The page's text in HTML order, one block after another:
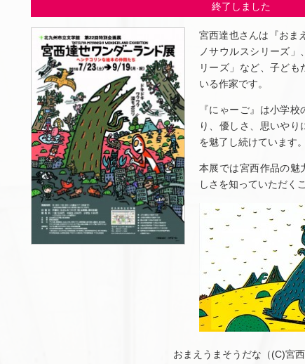
終了しました
宮西達也さんは『おま
ノサウルスシリーズ
リーズ」など、子ど
いる作家です。
『にゃーご』は小学
り、優しさ、思いや
を魅了し続けています。
本展では宮西作品の魅
しさを知っていただく
おまえうまそうだな（(C)宮西